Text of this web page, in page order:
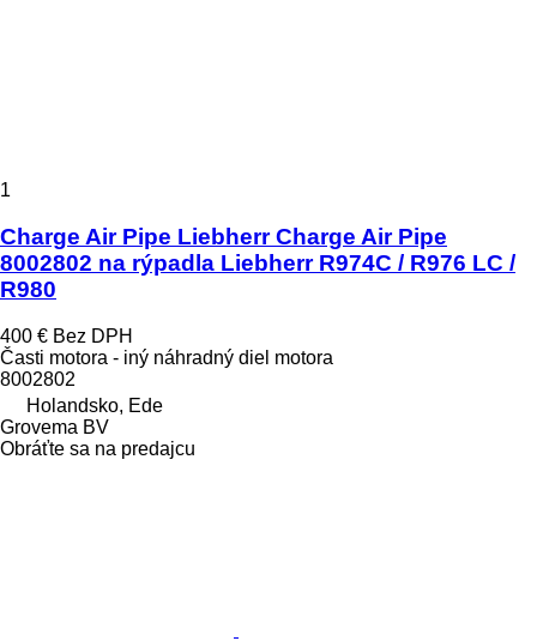
1
Charge Air Pipe Liebherr Charge Air Pipe
8002802 na rýpadla Liebherr R974C / R976 LC /
R980
400 € Bez DPH
Časti motora - iný náhradný diel motora
8002802
Holandsko, Ede
Grovema BV
Obráťte sa na predajcu